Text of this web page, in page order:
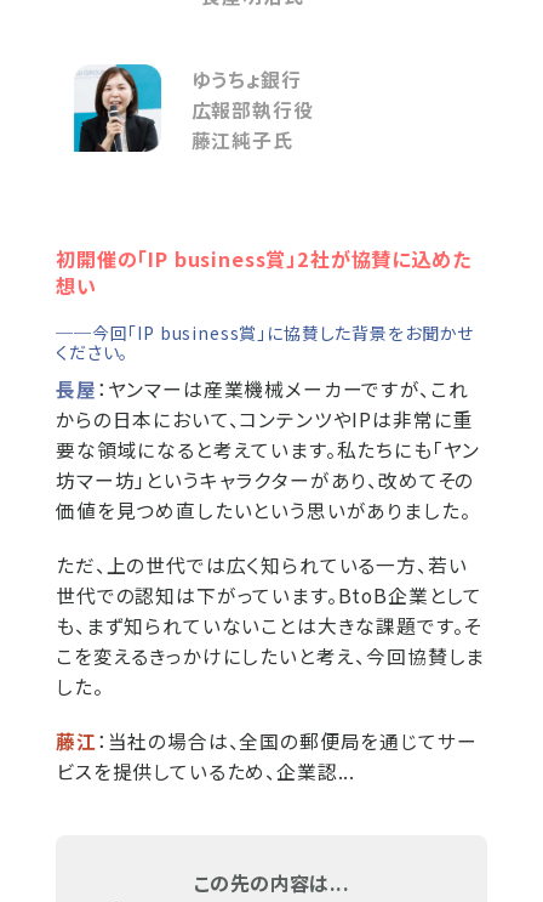
ゆうちょ銀行
広報部執行役
藤江純子氏
初開催の「IP business賞」2社が協賛に込めた
想い
──今回「IP business賞」に協賛した背景をお聞かせ
ください。
長屋：ヤンマーは産業機械メーカーですが、これ
からの日本において、コンテンツやIPは非常に重
要な領域になると考えています。私たちにも「ヤン
坊マー坊」というキャラクターがあり、改めてその
価値を見つめ直したいという思いがありました。
ただ、上の世代では広く知られている一方、若い
世代での認知は下がっています。BtoB企業として
も、まず知られていないことは大きな課題です。そ
こを変えるきっかけにしたいと考え、今回協賛しま
した。
藤江：当社の場合は、全国の郵便局を通じてサー
ビスを提供しているため、企業認...
この先の内容は...